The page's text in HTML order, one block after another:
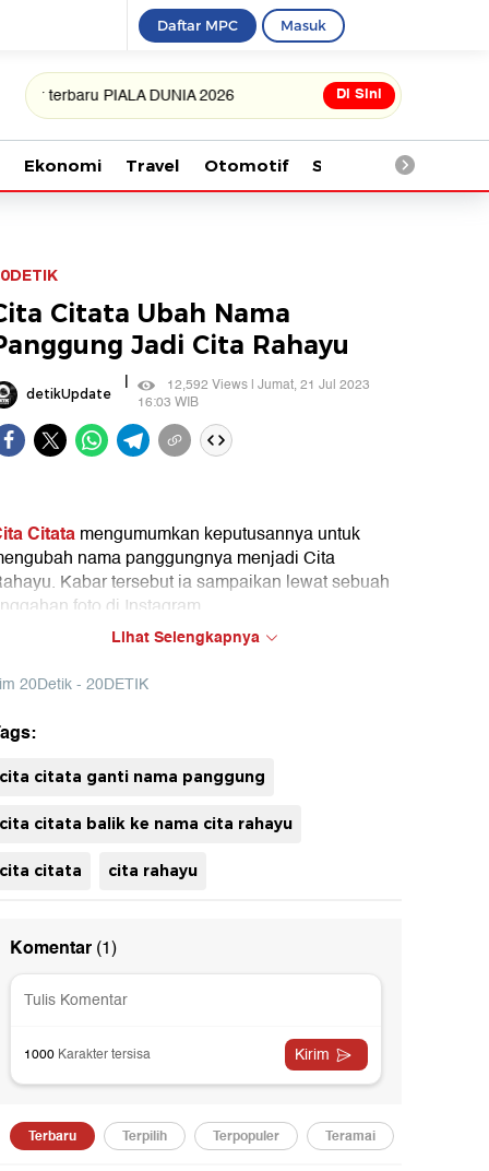
Daftar MPC Masuk
PIALA DUNIA 2026 Di Sini
Ekonomi Travel Otomotif Saintek
Citata Ubah Nama
Jadi Cita Rahayu
detikUpdate |
12,592 Views | Jumat, 21 Jul 2023
16:03 WIB
Citatamengumumkan keputusannya untuk
nama panggungnya menjadi Cita
Kabar tersebut ia sampaikan lewat sebuah
foto di Instagram.
Lihat Selengkapnya
20Detik - 20DETIK
cita citata ganti nama panggung
cita citata balik ke nama cita rahayu
cita citata cita rahayu